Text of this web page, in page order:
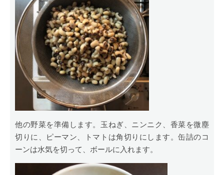
他の野菜を準備します。玉ねぎ、ニンニク、香菜を微塵
切りに、ピーマン、トマトは角切りにします。缶詰のコ
ーンは水気を切って、ボールに入れます。